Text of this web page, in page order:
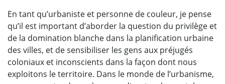
En tant qu’urbaniste et personne de couleur, je pense
qu’il est important d’aborder la question du privilège et
de la domination blanche dans la planification urbaine
des villes, et de sensibiliser les gens aux préjugés
coloniaux et inconscients dans la façon dont nous
exploitons le territoire. Dans le monde de l’urbanisme,